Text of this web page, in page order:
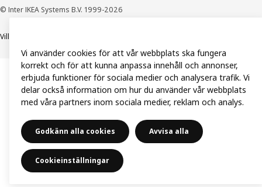
© Inter IKEA Systems B.V. 1999-2026
Villkor
Vi använder cookies för att vår webbplats ska fungera
korrekt och för att kunna anpassa innehåll och annonser,
erbjuda funktioner för sociala medier och analysera trafik. Vi
delar också information om hur du använder vår webbplats
med våra partners inom sociala medier, reklam och analys.
Godkänn alla cookies Avvisa alla
Cookieinställningar